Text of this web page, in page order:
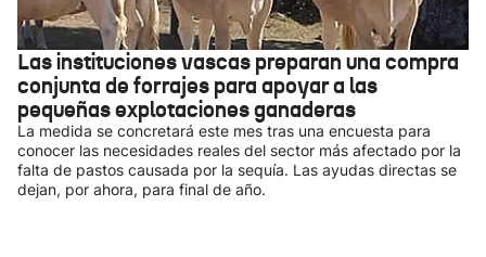
Las instituciones vascas preparan una compra
conjunta de forrajes para apoyar a las
pequeñas explotaciones ganaderas
La medida se concretará este mes tras una encuesta para
conocer las necesidades reales del sector más afectado por la
falta de pastos causada por la sequía. Las ayudas directas se
dejan, por ahora, para final de año.